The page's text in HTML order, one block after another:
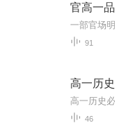
官高一品
91
高一历史
高一历史
46